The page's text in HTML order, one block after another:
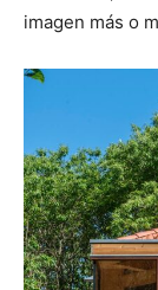
imagen más o